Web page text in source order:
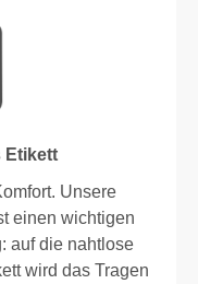
Etikett
Unsere
einen wichtigen
auf die nahtlose
wird das Tragen